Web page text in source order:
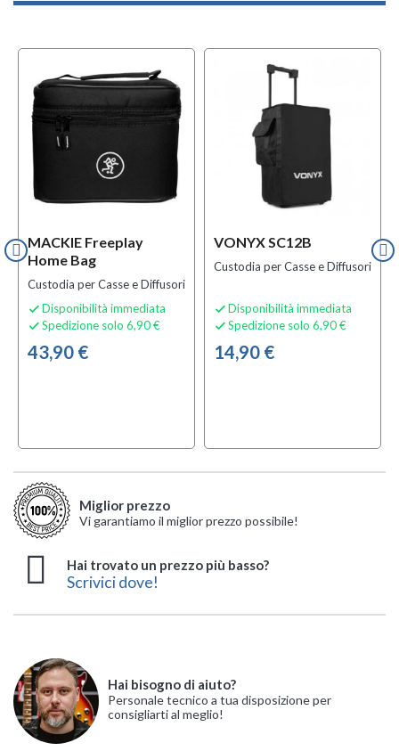
MACKIE Freeplay
Home Bag
Custodia per Casse e Diffusori
 Disponibilità immediata
 Spedizione solo 6,90 €
43,90 €
VONYX SC12B
Custodia per Casse e Diffusori
 Disponibilità immediata
 Spedizione solo 6,90 €
14,90 €
Miglior prezzo
Vi garantiamo il miglior prezzo possibile!
Hai trovato un prezzo più basso?
Scrivici dove!
Hai bisogno di aiuto?
Personale tecnico a tua disposizione per
consigliarti al meglio!